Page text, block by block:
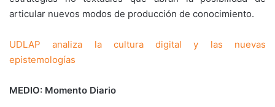
articular nuevos modos de producción de conocimiento.
UDLAP analiza la cultura digital y las nuevas
epistemologías
MEDIO: Momento Diario